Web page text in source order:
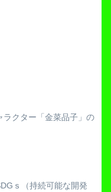
クター「金菜品子」の
ｓ（持続可能な開発